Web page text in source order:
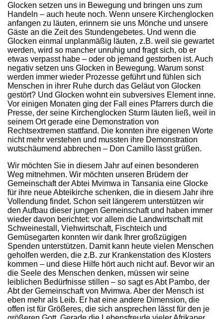
Glocken setzen uns in Bewegung und bringen uns zum
Handeln – auch heute noch. Wenn unsere Kirchenglocken
anfangen zu läuten, erinnern sie uns Mönche und unsere
Gäste an die Zeit des Stundengebetes. Und wenn die
Glocken einmal unplanmäßig läuten, z.B. weil sie gewartet
werden, wird so mancher unruhig und fragt sich, ob er
etwas verpasst habe – oder ob jemand gestorben ist. Auch
negativ setzen uns Glocken in Bewegung. Warum sonst
werden immer wieder Prozesse geführt und fühlen sich
Menschen in ihrer Ruhe durch das Geläut von Glocken
gestört? Und Glocken wohnt ein subversives Element inne.
Vor einigen Monaten ging der Fall eines Pfarrers durch die
Presse, der seine Kirchenglocken Sturm läuten ließ, weil in
seinem Ort gerade eine Demonstration von
Rechtsextremen stattfand. Die konnten ihre eigenen Worte
nicht mehr verstehen und mussten ihre Demonstration
wutschäumend abbrechen – Don Camillo lässt grüßen.
Wir möchten Sie in diesem Jahr auf einen besonderen
Weg mitnehmen. Wir möchten unseren Brüdern der
Gemeinschaft der Abtei Mvimwa in Tansania eine Glocke
für ihre neue Abteikirche schenken, die in diesem Jahr ihre
Vollendung findet. Schon seit längerem unterstützen wir
den Aufbau dieser jungen Gemeinschaft und haben immer
wieder davon berichtet: vor allem die Landwirtschaft mit
Schweinestall, Viehwirtschaft, Fischteich und
Gemüsegarten konnten wir dank Ihrer großzügigen
Spenden unterstützen. Damit kann heute vielen Menschen
geholfen werden, die z.B. zur Krankenstation des Klosters
kommen – und diese Hilfe hört auch nicht auf. Bevor wir an
die Seele des Menschen denken, müssen wir seine
leiblichen Bedürfnisse stillen – so sagt es Abt Pambo, der
Abt der Gemeinschaft von Mvimwa. Aber der Mensch ist
eben mehr als Leib. Er hat eine andere Dimension, die
offen ist für Größeres, die sich ansprechen lässt für den je